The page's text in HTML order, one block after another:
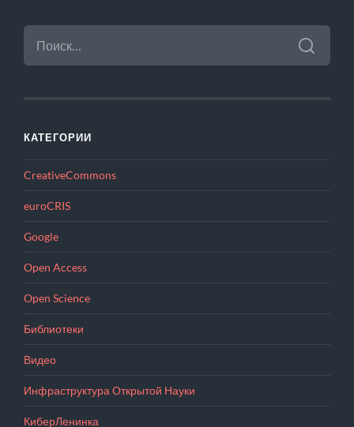
НАЙТИ:
КАТЕГОРИИ
CreativeCommons
euroCRIS
Google
Open Access
Open Science
Библиотеки
Видео
Инфраструктура Открытой Науки
КиберЛенинка